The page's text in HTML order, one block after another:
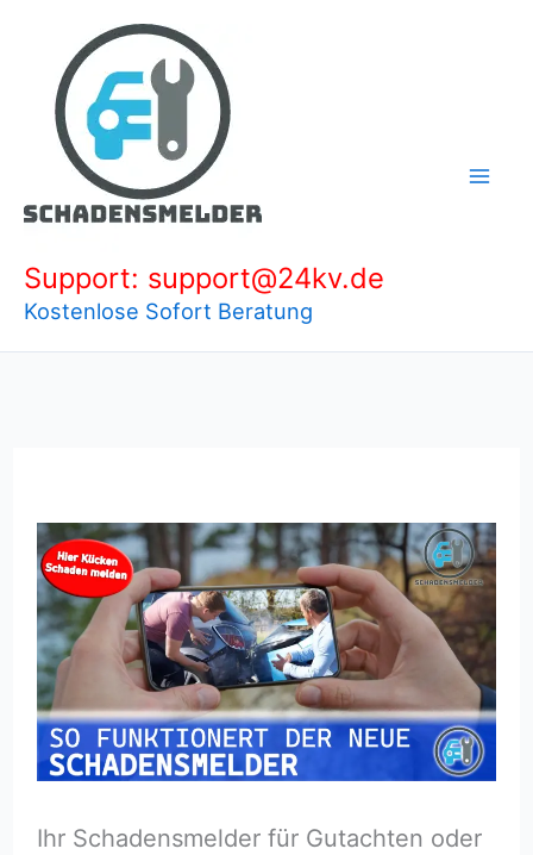
springen
Support: support@24kv.de
Kostenlose Sofort Beratung
Ihr Schadensmelder für Gutachten oder